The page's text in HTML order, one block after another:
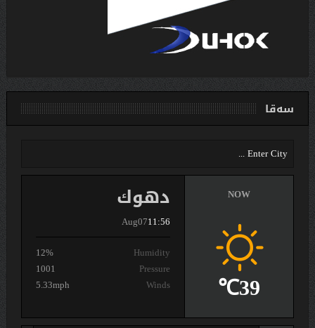
سەقا
دهوك
Aug0711:56
Humidity
12%
Pressure
1001
Winds
5.33mph
NOW
39℃